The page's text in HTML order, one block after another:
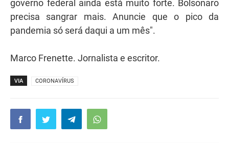
governo federal ainda está muito forte. Bolsonaro
precisa sangrar mais. Anuncie que o pico da
pandemia só será daqui a um mês".
Marco Frenette. Jornalista e escritor.
VIA CORONAVÍRUS